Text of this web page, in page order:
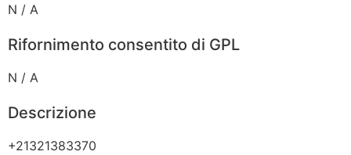
N / A
Rifornimento consentito di GPL
N / A
Descrizione
+21321383370